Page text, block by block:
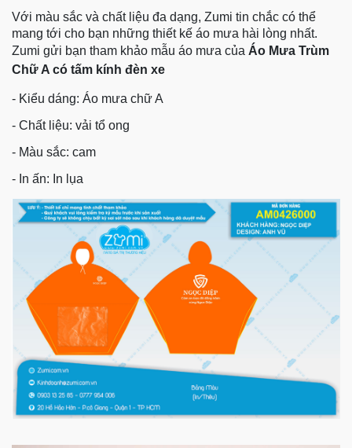
Với màu sắc và chất liệu đa dạng, Zumi tin chắc có thể
mang tới cho bạn những thiết kế áo mưa hài lòng nhất.
Zumi gửi bạn tham khảo mẫu áo mưa của Áo Mưa Trùm
Chữ A có tấm kính đèn xe
- Kiểu dáng: Áo mưa chữ A
- Chất liệu: vải tổ ong
- Màu sắc: cam
- In ấn: In lụa